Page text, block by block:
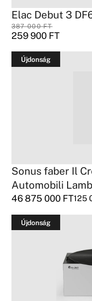
Elac Debut 3
387 000FT
259 900 FT
Újdonság
Sonus faber Il
Automobili
46 875 000 FT125
Újdonság